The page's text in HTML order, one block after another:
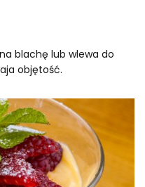
blachę lub wlewa do
objętość.